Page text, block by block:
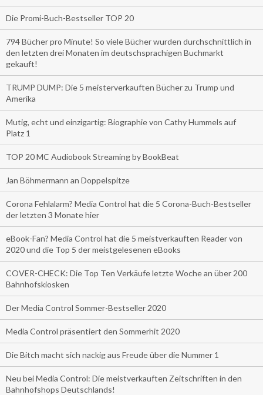
Die Promi-Buch-Bestseller TOP 20
794 Bücher pro Minute! So viele Bücher wurden durchschnittlich in
den letzten drei Monaten im deutschsprachigen Buchmarkt
gekauft!
TRUMP DUMP: Die 5 meisterverkauften Bücher zu Trump und
Amerika
Mutig, echt und einzigartig: Biographie von Cathy Hummels auf
Platz 1
TOP 20 MC Audiobook Streaming by BookBeat
Jan Böhmermann an Doppelspitze
Corona Fehlalarm? Media Control hat die 5 Corona-Buch-Bestseller
der letzten 3 Monate hier
eBook-Fan? Media Control hat die 5 meistverkauften Reader von
2020 und die Top 5 der meistgelesenen eBooks
COVER-CHECK: Die Top Ten Verkäufe letzte Woche an über 200
Bahnhofskiosken
Der Media Control Sommer-Bestseller 2020
Media Control präsentiert den Sommerhit 2020
Die Bitch macht sich nackig aus Freude über die Nummer 1
Neu bei Media Control: Die meistverkauften Zeitschriften in den
Bahnhofshops Deutschlands!